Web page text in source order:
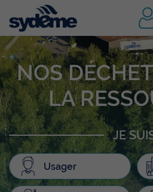
NOS
LA
JE
Usager